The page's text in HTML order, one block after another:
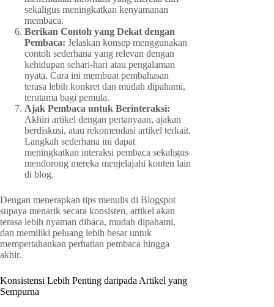
sekaligus meningkatkan kenyamanan
membaca.
Berikan Contoh yang Dekat dengan
Pembaca: Jelaskan konsep menggunakan
contoh sederhana yang relevan dengan
kehidupan sehari-hari atau pengalaman
nyata. Cara ini membuat pembahasan
terasa lebih konkret dan mudah dipahami,
terutama bagi pemula.
Ajak Pembaca untuk Berinteraksi:
Akhiri artikel dengan pertanyaan, ajakan
berdiskusi, atau rekomendasi artikel terkait.
Langkah sederhana ini dapat
meningkatkan interaksi pembaca sekaligus
mendorong mereka menjelajahi konten lain
di blog.
Dengan menerapkan tips menulis di Blogspot
supaya menarik secara konsisten, artikel akan
terasa lebih nyaman dibaca, mudah dipahami,
dan memiliki peluang lebih besar untuk
mempertahankan perhatian pembaca hingga
akhir.
Konsistensi Lebih Penting daripada Artikel yang
Sempurna